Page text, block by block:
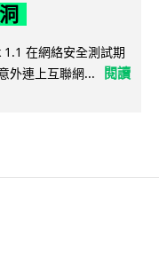
在網絡安全測試期
外連上互聯網...
閱讀